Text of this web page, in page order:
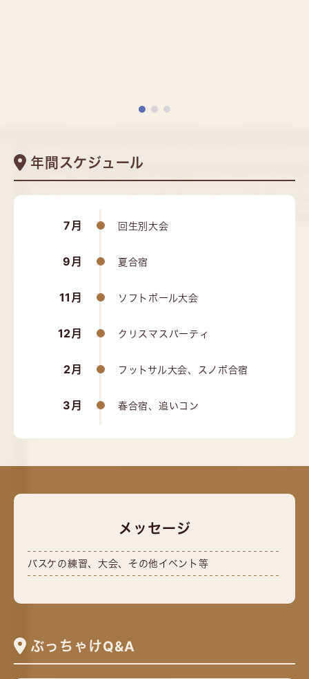
年間スケジュール
7月 回生別大会
9月 夏合宿
11月 ソフトボール大会
12月 クリスマスパーティ
2月 フットサル大会、スノボ合宿
3月 春合宿、追いコン
メッセージ
バスケの練習、大会、その他イベント等
ぶっちゃけQ&A